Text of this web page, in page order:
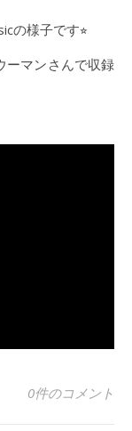
の様子です⭐︎
ーマンさんで収録
0件のコメント